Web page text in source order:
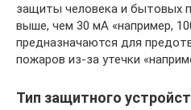
защиты человека и бытовых
выше, чем 30 мА «например,
предназначаются для
пожаров из-за утечки
Тип защитного